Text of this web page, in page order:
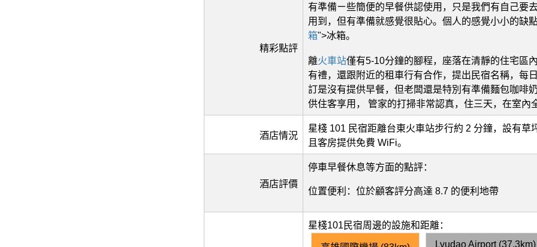
精彩點評
有準備ㄧ些簡便的早餐供認使用，只是我們有自己要
用到，但有準備就感覺很貼心。個人的感覺小小的缺
箱">冰箱。
離火車站僅有5-10分鐘的腳程，座落在清靜的住宅區
有禮，還跟附近的租車行有合作，提出民宿名稱，每
訂是沒有提供早餐，但老闆還是特別有準備麵包咖啡
供住客享用， 管家的打掃非常認真，住三天，在室內
酒店情況
星棧 101 民宿距離台東火車站步行約 2 分鐘，設有草
且客房提供免費 WiFi。
酒店評價
停車早餐休息等方面的點評：
位置便利：位於顧客評分高達 8.7 的便利地帶
星棧101民宿周邊的設施和距離：
Lyudao Airport (37.3km)